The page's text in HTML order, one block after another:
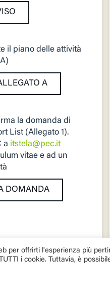
il piano delle attività
A
la domanda di
List (Allegato 1).
a itstela@pec.it
vitae e ad un
DOMANDA
per offrirti l'esperienza più
i cookie. Tuttavia, è